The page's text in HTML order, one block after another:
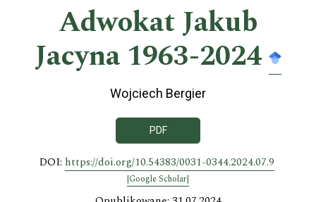
Adwokat Jakub
Jacyna 1963-2024
Wojciech Bergier
PDF
DOI: https://doi.org/10.54383/0031-0344.2024.07.9
[Google Scholar]